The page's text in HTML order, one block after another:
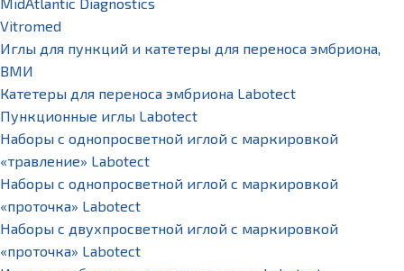
Vitromed
Иглы для пункций и катетеры для переноса эмбриона,
ВМИ
Катетеры для переноса эмбриона Labotect
Пункционные иглы Labotect
Наборы с однопросветной иглой с маркировкой
«травление» Labotect
Наборы с однопросветной иглой с маркировкой
«проточка» Labotect
Наборы с двухпросветной иглой с маркировкой
«проточка» Labotect